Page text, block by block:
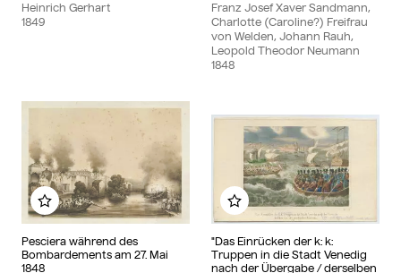
Heinrich Gerhart
1849
Franz Josef Xaver Sandmann,
Charlotte (Caroline?) Freifrau
von Welden, Johann Rauh,
Leopold Theodor Neumann
1848
Pesciera während des
Bombardements am 27. Mai
1848
Zu meinem Album hinzufügen
"Das Einrücken der k: k:
Truppen in die Stadt Venedig
nach der Übergabe / derselben
Zu meinem Album